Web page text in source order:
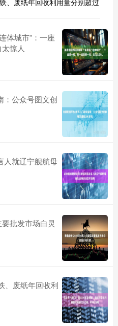
、废纸年回收利用量分别超过
体城市”：一座
惊人
：公众号图文创
人就辽宁舰航母
批发市场白灵
、废纸年回收利